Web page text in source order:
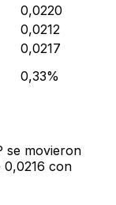
0,0220
0,0212
0,0217
0,33%
se movieron
0,0216 con